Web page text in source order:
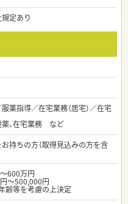
定あり
薬指導／在宅業務（居宅）／在宅
薬、在宅業務 など
持ちの方（取得見込みの方を含
600万円
～500,000円
齢等を考慮の上決定